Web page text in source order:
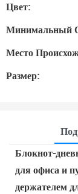
Цвет:
Минимальный
Место
Размер:
Блокнот-
для офиса и
держателем